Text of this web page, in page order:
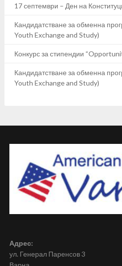
17 септември – Ден на
Кандидатстване за обменна
Youth Exchange and Study)
Конкурс за стипендии
Кандидатстване за обменна
Youth Exchange and Study)
Адрес:
ул. Генерал Паренсов 3